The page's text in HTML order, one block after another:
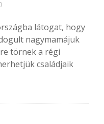
látogat, hogy
nagymamájuk
törnek a régi
családjaik